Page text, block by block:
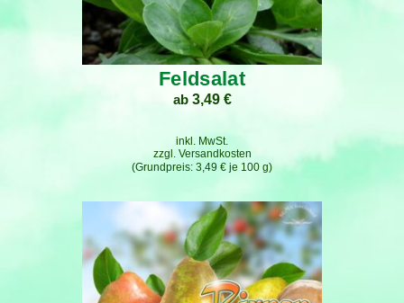
Feldsalat
ab 3,49 €
3,49 € je 100 g
inkl. MwSt.
zzgl. Versandkosten